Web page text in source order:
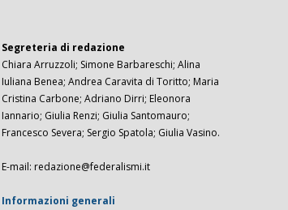
Segreteria di redazione
Chiara Arruzzoli; Simone Barbareschi; Alina
Iuliana Benea; Andrea Caravita di Toritto; Maria
Cristina Carbone; Adriano Dirri; Eleonora
Iannario; Giulia Renzi; Giulia Santomauro;
Francesco Severa; Sergio Spatola; Giulia Vasino.
E-mail: redazione@federalismi.it
Informazioni generali